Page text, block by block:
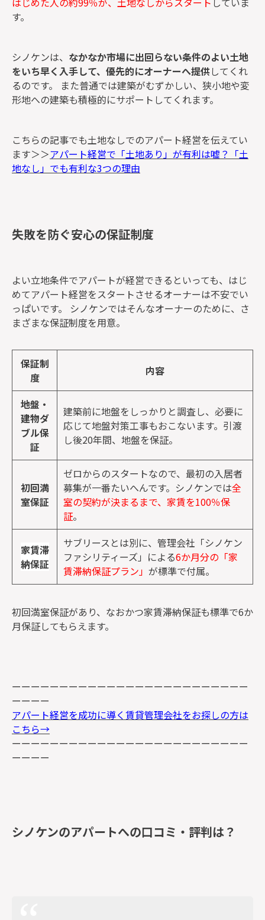
す。
シノケンは、 なかなか市場に出回らない条件のよい土地
をいち早く入手して、優先的にオーナーへ提供してくれ
るのです。 また普通では建築がむずかしい、狭小地や変
形地への建築も積極的にサポートしてくれます。
こちらの記事でも土地なしでのアパート経営を伝えてい
ます＞＞アパート経営で「土地あり」が有利は嘘？「土
地なし」でも有利な3つの理由
失敗を防ぐ安心の保証制度
よい立地条件でアパートが経営できるといっても、はじ
めてアパート経営をスタートさせるオーナーは不安でい
っぱいです。 シノケンではそんなオーナーのために、さ
まざまな保証制度を用意。
保証制
度
内容
地盤・
建物ダ
ブル保
証
建築前に地盤をしっかりと調査し、必要に
応じて地盤対策工事もおこないます。引渡
し後20年間、地盤を保証。
初回満
室保証
ゼロからのスタートなので、最初の入居者
募集が一番たいへんです。シノケンでは全
室の契約が決まるまで、家賃を100％保
証。
家賃滞
納保証
サブリースとは別に、管理会社「シノケン
ファシリティーズ」による6か月分の「家
賃滞納保証プラン」 が標準で付属。
初回満室保証があり、なおかつ家賃滞納保証も標準で6か
月保証してもらえます。
ーーーーーーーーーーーーーーーーーーーーーーーーー
ーーーー
アパート経営を成功に導く賃貸管理会社をお探しの方は
こちら→
ーーーーーーーーーーーーーーーーーーーーーーーーー
ーーーー
シノケンのアパートへの口コミ・評判は？